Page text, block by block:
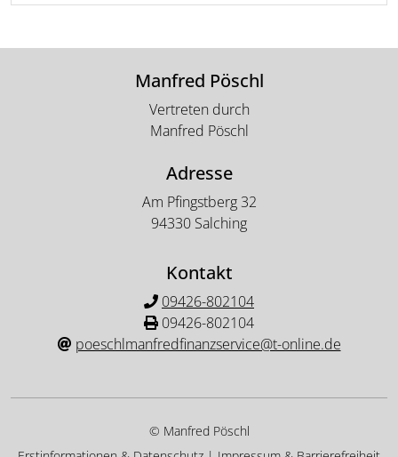
Manfred Pöschl
Vertreten durch
Manfred Pöschl
Adresse
Am Pfingstberg 32
94330 Salching
Kontakt
09426-802104
09426-802104
poeschlmanfredfinanzservice@t-online.de
© Manfred Pöschl